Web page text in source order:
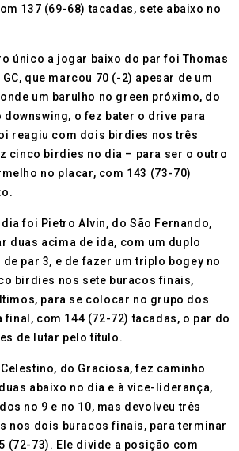
137 (69-68) tacadas, sete abaixo no
único a jogar baixo do par foi Thomas
que marcou 70 (-2) apesar de um
um barulho no green próximo, do
downswing, o fez bater o drive para
reagiu com dois birdies nos três
cinco birdies no dia – para ser o outro
no placar, com 143 (73-70)
foi Pietro Alvin, do São Fernando,
duas acima de ida, com um duplo
de par 3, e de fazer um triplo bogey no
birdies nos sete buracos finais,
para se colocar no grupo dos
final, com 144 (72-72) tacadas, o par do
de lutar pelo título.
Celestino, do Graciosa, fez caminho
abaixo no dia e à vice-liderança,
no 9 e no 10, mas devolveu três
nos dois buracos finais, para terminar
(72-73). Ele divide a posição com